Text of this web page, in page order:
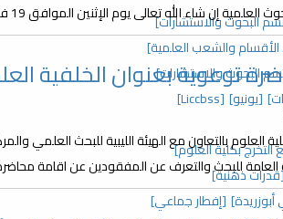
البحوث والاستشارات]
الأقسام والشعب العلمية]
البحوث والاستشارات]
[يونيو] [Liccbss]
بكلية العلوم]
ذهنية]
[إفطار جماعي]
إن شاء الله تعالى يوم الإثنين الموافق 19 فبراير 2024 من الساعة 9 صباحا إلى الساعة 01.00 ظهرا...
توعوية بعنوان الخلفية
العلوم بالتعاون مع الهيئة الليبية للبحث العلمي
العامة للبحث والتعرف عن المفقودين عن اقامة